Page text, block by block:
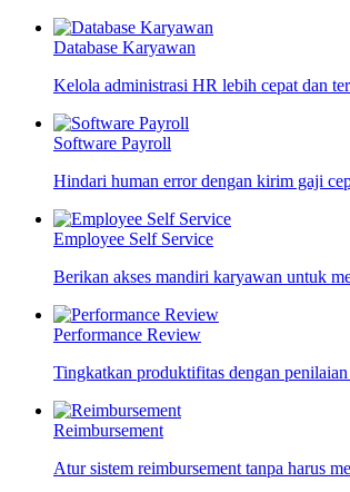
Database Karyawan
Kelola administrasi HR lebih cepat dan
Software Payroll
Hindari human error dengan kirim gaji
Employee Self Service
Berikan akses mandiri karyawan untuk
Performance Review
Tingkatkan produktifitas dengan
Reimbursement
Atur sistem reimbursement tanpa harus